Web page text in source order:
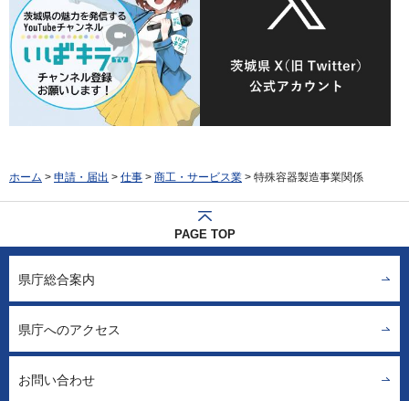
ホーム > 申請・届出 > 仕事 > 商工・サービス業 > 特殊容器製造事業関係
PAGE TOP
県庁総合案内
県庁へのアクセス
お問い合わせ